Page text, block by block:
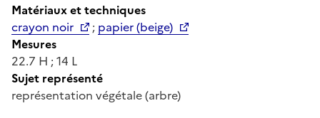
Matériaux et techniques
crayon noir
; papier (beige)
Mesures
22.7 H ; 14 L
Sujet représenté
représentation végétale (arbre)